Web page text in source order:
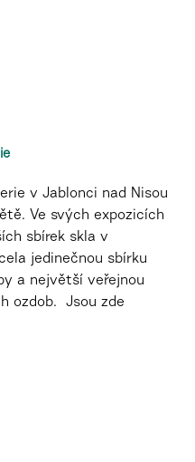
v Jablonci nad Nisou
Ve svých expozicích
sbírek skla v
jedinečnou sbírku
a největší veřejnou
ozdob. Jsou zde